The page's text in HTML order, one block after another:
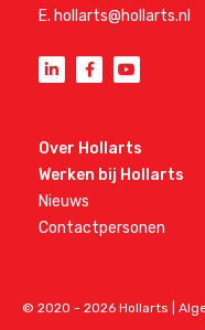
E. hollarts@hollarts.nl
Over Hollarts
Werken bij Hollarts
Nieuws
Contactpersonen
© 2020 - 2026 Hollarts |